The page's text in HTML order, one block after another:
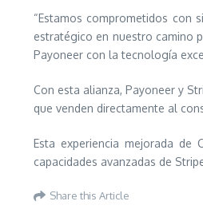
“Estamos comprometidos con
estratégico en nuestro camino
Payoneer con la tecnología
Con esta alianza, Payoneer y
que venden directamente al
Esta experiencia mejorada
capacidades avanzadas de
Share this Article